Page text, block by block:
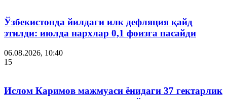
Ўзбекистонда йилдаги илк дефляция қайд
этилди: июлда нархлар 0,1 фоизга пасайди
06.08.2026, 10:40
15
Ислом Каримов мажмуаси ёнидаги 37 гектарлик